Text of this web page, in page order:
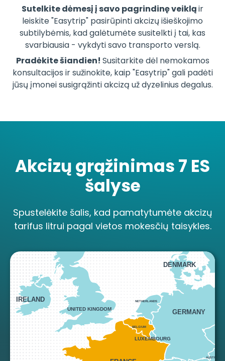
Sutelkite dėmesį į savo pagrindinę veikląir
leiskite "Easytrip" pasirūpinti akcizų išieškojimo
subtilybėmis, kad galėtumėte susitelkti į tai, kas
svarbiausia - vykdyti savo transporto verslą.
Pradėkite šiandien! Susitarkite dėl nemokamos
konsultacijos ir sužinokite, kaip "Easytrip" gali padėti
jūsų įmonei susigrąžinti akcizą už dyzelinius degalus.
Akcizų grąžinimas 7 ES
šalyse
Spustelėkite šalis, kad pamatytumėte akcizų
tarifus litrui pagal vietos mokesčių taisykles.
AUSTRIA
GERMANY
DENMARK
UNITED KINGDOM
IRELAND
BELGIUM
NETHERLANDS
NORWAY
LUXEMBOURG